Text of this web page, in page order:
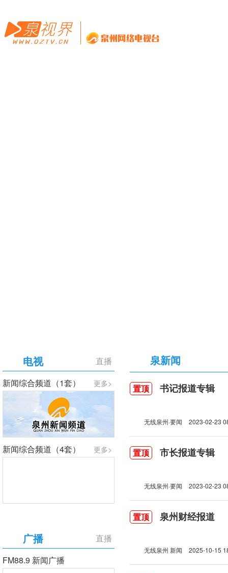
直播
电视
更多>
新闻综合频道（1套）
更多>
新闻综合频道（4套）
直播
广播
FM88.9 新闻广播
泉新闻
置顶 书记报道专辑
无线泉州·要闻 2023-02-23
置顶 市长报道专辑
无线泉州·要闻 2023-02-23
置顶 泉州财经报道
无线泉州 新闻 2025-10-15